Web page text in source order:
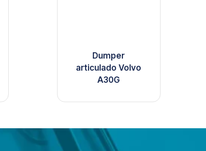
Dumper
articulado Volvo
A30G